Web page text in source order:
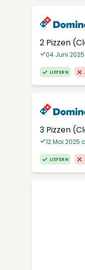
2 Pizzen
04 Juni
LIEFERN
3 Pizzen
12 Mai 2025
LIEFERN